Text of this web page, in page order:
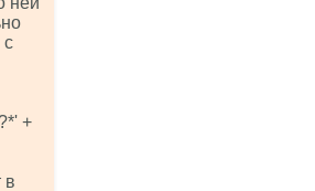
с
+
в